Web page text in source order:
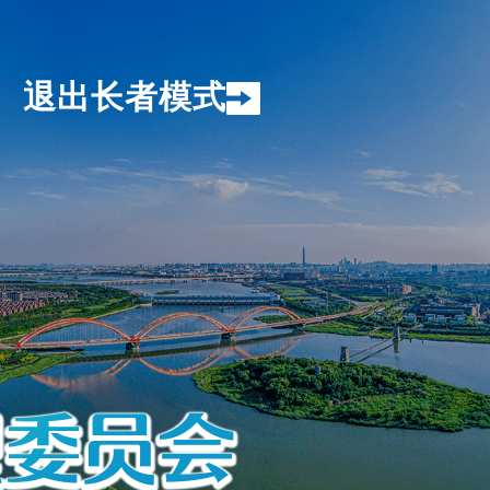
退出长者模式